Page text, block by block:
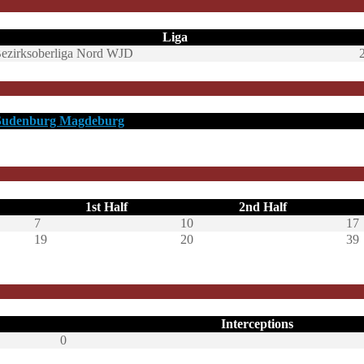
Liga
Nord WJD
Magdeburg
1st Half 2nd Half
7 10
17
19 20 39
Interceptions
0